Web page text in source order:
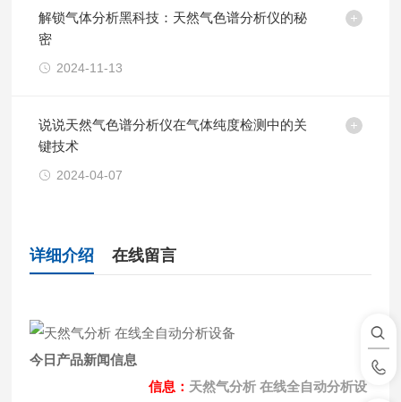
解锁气体分析黑科技：天然气色谱分析仪的秘
密
2024-11-13
说说天然气色谱分析仪在气体纯度检测中的关
键技术
2024-04-07
详细介绍 在线留言
今日产品新闻信息
信息： 天然气分析 在线全自动分析设